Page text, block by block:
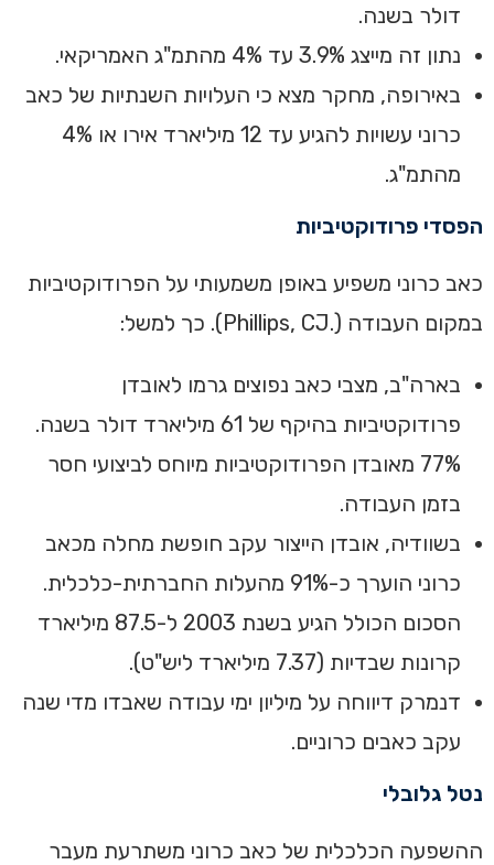
דולר בשנה. ‏
‏נתון זה מייצג 3.9% עד 4% מהתמ"ג האמריקאי. ‏
‏באירופה, מחקר מצא כי העלויות השנתיות של כאב
כרוני עשויות להגיע עד 12 מיליארד אירו או 4%
מהתמ"ג.‏
הפסדי פרודוקטיביות‏
‏כאב כרוני משפיע באופן משמעותי על הפרודוקטיביות
במקום העבודה (.Phillips, CJ). כך למשל:‏
‏בארה"ב, מצבי כאב נפוצים גרמו לאובדן
פרודוקטיביות בהיקף של 61 מיליארד דולר בשנה.
77% מאובדן הפרודוקטיביות מיוחס לביצועי חסר
בזמן העבודה.
‏‏בשוודיה, אובדן הייצור עקב חופשת מחלה מכאב
כרוני הוערך כ-91% מהעלות החברתית-כלכלית.
הסכום הכולל הגיע בשנת 2003 ל-87.5 מיליארד
קרונות שבדיות (7.37 מיליארד ליש"ט).
‏דנמרק דיווחה על מיליון ימי עבודה שאבדו מדי שנה
עקב כאבים כרוניים.‏
נטל גלובלי‏
‏ההשפעה הכלכלית של כאב כרוני משתרעת מעבר